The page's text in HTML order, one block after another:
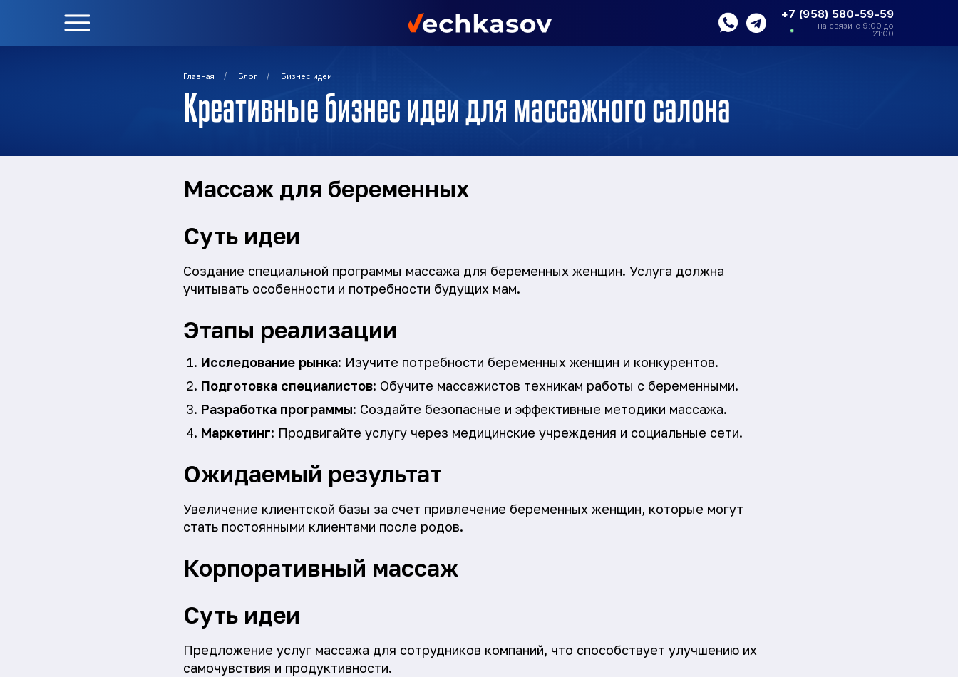
+7 (958) 580-59-59
на связи с 9:00 до
21:00
Главная / Блог / Бизнес идеи
Креативные бизнес идеи для массажного салона
Массаж для беременных
Суть идеи
Создание специальной программы массажа для беременных женщин. Услуга должна
учитывать особенности и потребности будущих мам.
Этапы реализации
Исследование рынка: Изучите потребности беременных женщин и конкурентов.
Подготовка специалистов: Обучите массажистов техникам работы с беременными.
Разработка программы: Создайте безопасные и эффективные методики массажа.
Маркетинг: Продвигайте услугу через медицинские учреждения и социальные сети.
Ожидаемый результат
Увеличение клиентской базы за счет привлечение беременных женщин, которые могут
стать постоянными клиентами после родов.
Корпоративный массаж
Суть идеи
Предложение услуг массажа для сотрудников компаний, что способствует улучшению их
самочувствия и продуктивности.